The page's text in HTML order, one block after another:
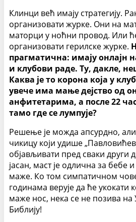
Клинци већ имају стратегију.
организовати журке. Они на
маторци у ноћни провод. Или
организовати герилске журке.
прагматична: имају онлајн
и клубови раде. Ту, дакле,
Каква је то корона која у
увече има мање дејство од
анфитетарима, а после 22
тамо где се лумпује?
Решење је можда апсурдно,
чикицу који удише
објављивати пред сваки други
јасан, маст је одлична за бебе
маже. Ко том симпатичном
годинама верује да ће
маже нос, нека се не позива на
Библију!